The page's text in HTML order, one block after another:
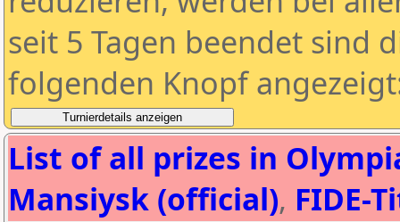
seit 5 Tagen beendet sind
folgenden Knopf
List of all prizes in
Mansiysk (official), FIDE-